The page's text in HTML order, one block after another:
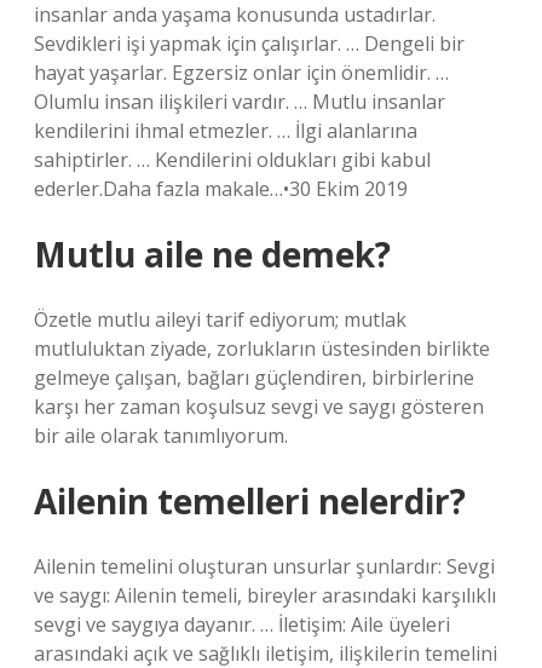
insanlar anda yaşama konusunda ustadırlar.
Sevdikleri işi yapmak için çalışırlar. … Dengeli bir
hayat yaşarlar. Egzersiz onlar için önemlidir. …
Olumlu insan ilişkileri vardır. … Mutlu insanlar
kendilerini ihmal etmezler. … İlgi alanlarına
sahiptirler. … Kendilerini oldukları gibi kabul
ederler.Daha fazla makale…•30 Ekim 2019
Mutlu aile ne demek?
Özetle mutlu aileyi tarif ediyorum; mutlak
mutluluktan ziyade, zorlukların üstesinden birlikte
gelmeye çalışan, bağları güçlendiren, birbirlerine
karşı her zaman koşulsuz sevgi ve saygı gösteren
bir aile olarak tanımlıyorum.
Ailenin temelleri nelerdir?
Ailenin temelini oluşturan unsurlar şunlardır: Sevgi
ve saygı: Ailenin temeli, bireyler arasındaki karşılıklı
sevgi ve saygıya dayanır. … İletişim: Aile üyeleri
arasındaki açık ve sağlıklı iletişim, ilişkilerin temelini